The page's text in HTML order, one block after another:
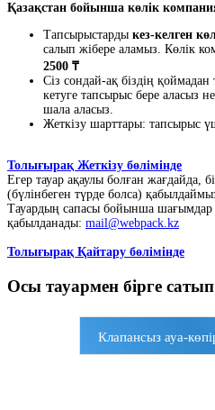
Қазақстан бойынша көлік
Тапсырыстарды кез-келген
салып жібере аламыз. Көлік
2500 ₸
Сіз сондай-ақ біздің
кетуге тапсырыс бере аласыз
шала аласыз.
Жеткізу шарттары: тапсырыс
Толығырақ Жеткізу бөлімінде
Егер тауар ақаулы болған жағдайда,
(бүлінбеген түрде болса)
Тауардың сапасы бойынша шағымдар
қабылданады: mail@webpack.kz
Толығырақ Қайтару бөлімінде
Осы тауармен бірге
Клапансыз ауа-